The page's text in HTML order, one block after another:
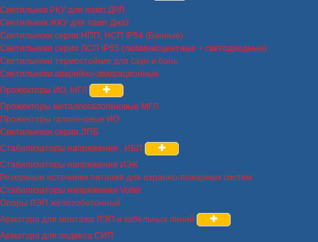
Светильник РКУ для ламп ДРЛ
Светильник ЖКУ для ламп Днат
Светильники серии НПП, НСП IP54 (Банные)
Светильники серии ЛСП IP65 (люминисцентные + светодиодные)
Светильники термостойкие для саун и бань
Светильники аварийно-эвакуационные
Прожекторы ИО, МГЛ
Прожекторы металлогалогеновые МГЛ
Прожекторы галогеновые ИО
Светильники серии ЛПБ
Стабилизаторы напряжения , ИБП
Стабилизаторы напряжения ИЭК
Резервные источники питания для охранно-пожарных систем
Стабилизаторы напряжения Volter
Опоры ЛЭП железобетонные
Арматура для монтажа ЛЭП и кабельных линий
Арматура для подвеса СИП